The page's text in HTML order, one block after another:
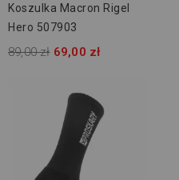
Koszulka Macron Rigel
Hero 507903
89,00 zł 69,00 zł